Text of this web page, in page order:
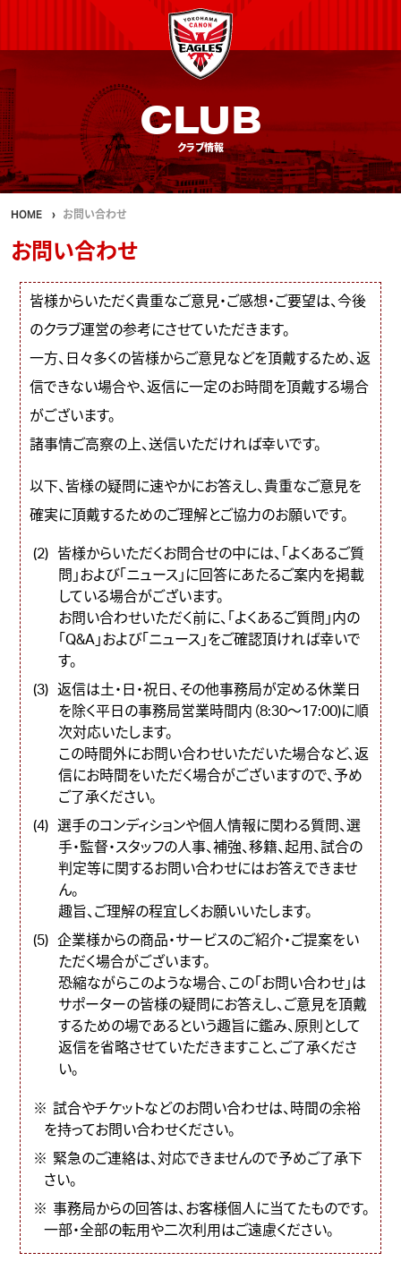
CLUB
クラブ情報
HOME お問い合わせ
お問い合わせ
皆様からいただく貴重なご意見・ご感想・ご要望は、今後
のクラブ運営の参考にさせていただきます。
一方、日々多くの皆様からご意見などを頂戴するため、返
信できない場合や、返信に一定のお時間を頂戴する場合
がございます。
諸事情ご高察の上、送信いただければ幸いです。
以下、皆様の疑問に速やかにお答えし、貴重なご意見を
確実に頂戴するためのご理解とご協力のお願いです。
皆様からいただくお問合せの中には、「 よくあるご質
問 」および「 ニュース 」に回答にあたるご案内を掲載
している場合がございます。
お問い合わせいただく前に、「 よくあるご質問 」内の
「Q&A」および「 ニュース 」をご確認頂ければ幸いで
す。
返信は土・日・祝日、その他事務局が定める休業日
を除く平日の事務局営業時間内（8:30～17:00)に順
次対応いたします。
この時間外にお問い合わせいただいた場合など、返
信にお時間をいただく場合がございますので、予め
ご了承ください。
選手のコンディションや個人情報に関わる質問、選
手・監督・スタッフの人事、補強、移籍、起用、試合の
判定等に関するお問い合わせにはお答えできませ
ん。
趣旨、ご理解の程宜しくお願いいたします。
企業様からの商品・サービスのご紹介・ご提案をい
ただく場合がございます。
恐縮ながらこのような場合、この「お問い合わせ」は
サポーターの皆様の疑問にお答えし、ご意見を頂戴
するための場であるという趣旨に鑑み、原則として
返信を省略させていただきますこと、ご了承くださ
い。
試合やチケットなどのお問い合わせは、時間の余裕
を持ってお問い合わせください。
緊急のご連絡は、対応できませんので予めご了承下
さい。
事務局からの回答は、お客様個人に当てたものです。
一部・全部の転用や二次利用はご遠慮ください。